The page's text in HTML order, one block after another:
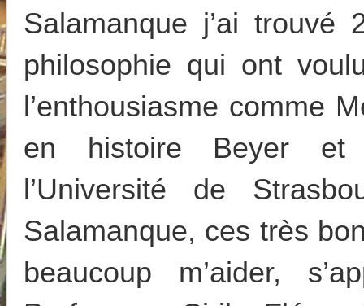
Salamanque j’ai trouvé
philosophie qui ont
l’enthousiasme comme
en histoire Beyer et
l’Université de
Salamanque, ces très
beaucoup m’aider,